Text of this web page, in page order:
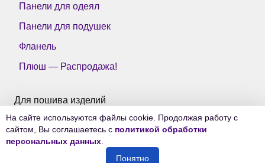
Панели для одеял
Панели для подушек
Фланель
Плюш — Распродажа!
Для пошива изделий
Все ткани Тейково
На сайте используются файлы cookie. Продолжая работу с
сайтом, Вы соглашаетесь с политикой обработки
персональных данных
Понятно